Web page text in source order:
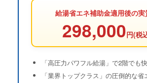
給湯省エネ補助金適用後の
298,000円(税
「高圧力パワフル給湯」で2階でも
「業界トップクラス」の圧倒的な省